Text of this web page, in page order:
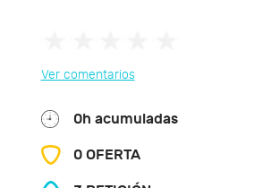
Ver comentarios
0h acumuladas
0 OFERTA